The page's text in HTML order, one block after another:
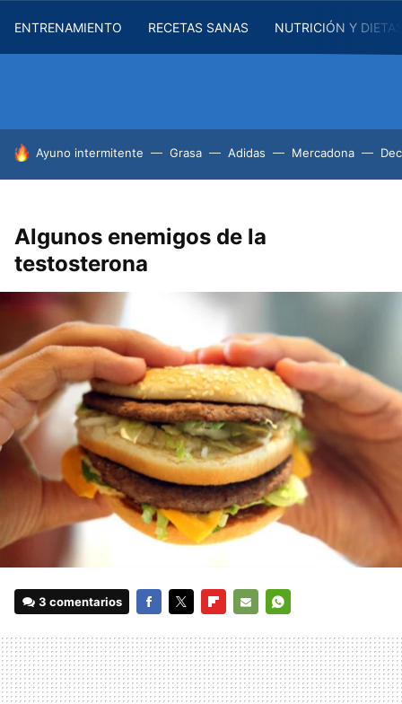
ENTRENAMIENTO RECETAS SANAS NUTRICIÓN Y
HOY SE HABLA DE
Ayuno intermitente Grasa Adidas Mercadona
Algunos enemigos de la
testosterona
3 comentarios
MAIL